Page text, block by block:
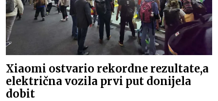
Xiaomi ostvario rekordne rezultate,a
električna vozila prvi put donijela
dobit